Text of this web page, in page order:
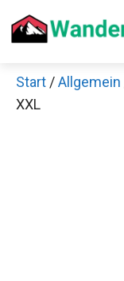
Inhalt
Start /Allgemein
XXL